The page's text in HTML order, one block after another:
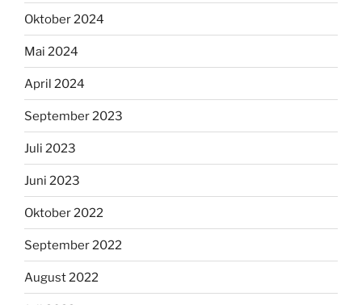
Oktober 2024
Mai 2024
April 2024
September 2023
Juli 2023
Juni 2023
Oktober 2022
September 2022
August 2022